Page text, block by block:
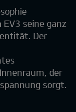
EV3 seine ganz
Der
der
sorgt.